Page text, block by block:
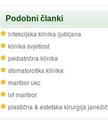
Podobni članki
infekcijska klinika ljubljana
klinika svjetlost
pediatrična klinika
stomatološka klinika
maribor ukc
ivf maribor
plastična & estetska kirurgija janežič